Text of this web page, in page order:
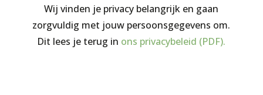
Wij vinden je privacy belangrijk en gaan
zorgvuldig met jouw persoonsgegevens om.
Dit lees je terug in ons privacybeleid (PDF).